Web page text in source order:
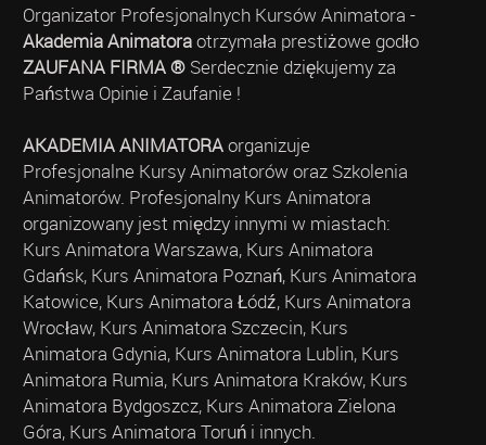
Organizator Profesjonalnych Kursów Animatora -
Akademia Animatoraotrzymała prestiżowe godło
ZAUFANA FIRMA ®Serdecznie dziękujemy za
Państwa Opinie i Zaufanie !
AKADEMIA ANIMATORAorganizuje
Profesjonalne Kursy Animatorów oraz Szkolenia
Animatorów. Profesjonalny Kurs Animatora
organizowany jest między innymi w miastach:
Kurs Animatora Warszawa, Kurs Animatora
Gdańsk, Kurs Animatora Poznań, Kurs Animatora
Katowice, Kurs Animatora Łódź, Kurs Animatora
Wrocław, Kurs Animatora Szczecin, Kurs
Animatora Gdynia, Kurs Animatora Lublin, Kurs
Animatora Rumia, Kurs Animatora Kraków, Kurs
Animatora Bydgoszcz, Kurs Animatora Zielona
Góra, Kurs Animatora Toruń i innych.